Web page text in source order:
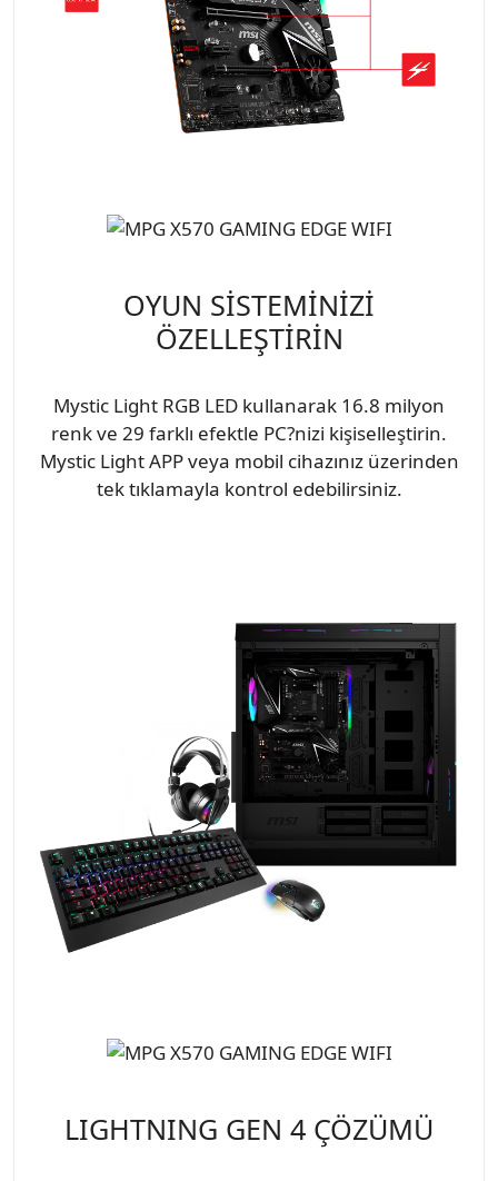
OYUN SİSTEMİNİZİ
ÖZELLEŞTİRİN
Mystic Light RGB LED kullanarak 16.8 milyon
renk ve 29 farklı efektle PC?nizi kişiselleştirin.
Mystic Light APP veya mobil cihazınız üzerinden
tek tıklamayla kontrol edebilirsiniz.
LIGHTNING GEN 4 ÇÖZÜMÜ